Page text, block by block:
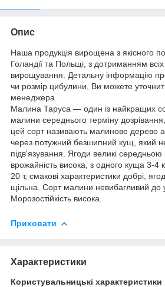
Опис
Наша продукція вирощена з якісного
Голандії та Польщі, з дотриманням
вирощування. Детальну інформацію
чи розмір цибулини, Ви можете
менеджера.
Малина Таруса — один із найкращих
малини середнього терміну
цей сорт називають малинове дерево
через потужний безшипний кущ, який
підв'язування. Ягоди великі
врожайність висока, з одного куща 3-4
20 т, смакові характеристики добрі,
щільна. Сорт малини невибагливий до
Морозостійкість висока.
Приховати
Характеристики
Користувальницькі характеристики